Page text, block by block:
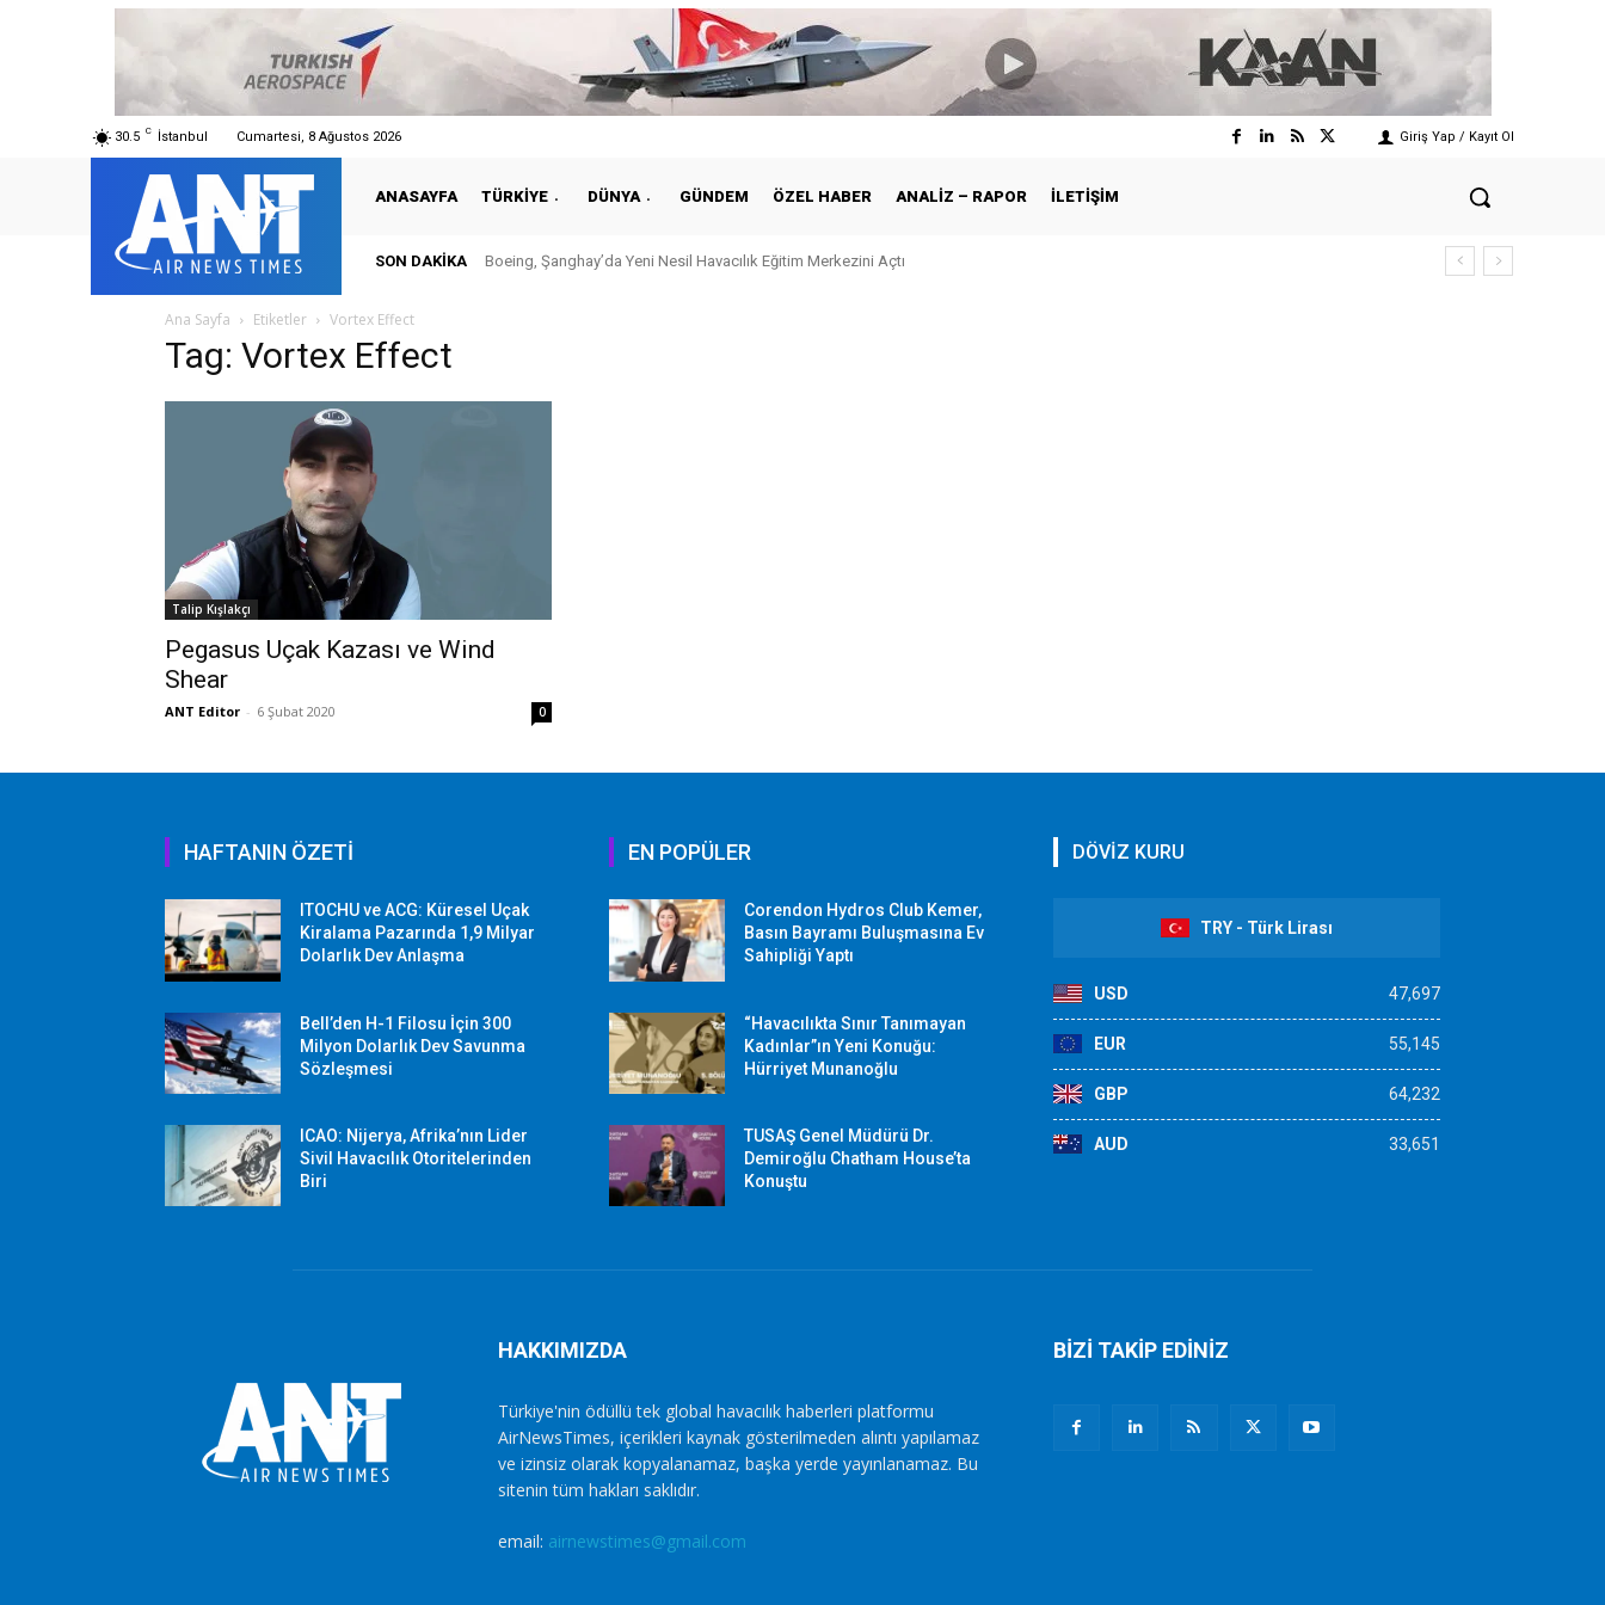
30.5 C İstanbul Cumartesi, 8 Ağustos 2026 Giriş Yap / Kayıt Ol
ANASAYFA TÜRKIYE DÜNYA GÜNDEM ÖZEL HABER ANALIZ – RAPOR İLETIŞIM
SON DAKIKA Boeing, Şanghay’da Yeni Nesil Havacılık Eğitim Merkezini Açtı
Ana Sayfa Etiketler Vortex Effect
Tag: Vortex Effect
Talip Kışlakçı
Pegasus Uçak Kazası ve Wind
Shear
ANT Editor - 6 Şubat 2020 0
HAFTANIN ÖZETİ
ITOCHU ve ACG: Küresel Uçak
Kiralama Pazarında 1,9 Milyar
Dolarlık Dev Anlaşma
Bell’den H-1 Filosu İçin 300
Milyon Dolarlık Dev Savunma
Sözleşmesi
ICAO: Nijerya, Afrika’nın Lider
Sivil Havacılık Otoritelerinden
Biri
EN POPÜLER
Corendon Hydros Club Kemer,
Basın Bayramı Buluşmasına Ev
Sahipliği Yaptı
“Havacılıkta Sınır Tanımayan
Kadınlar”ın Yeni Konuğu:
Hürriyet Munanoğlu
TUSAŞ Genel Müdürü Dr.
Demiroğlu Chatham House’ta
Konuştu
DÖVİZ KURU
TRY - Türk Lirası
USD 47,697
EUR 55,145
GBP 64,232
AUD 33,651
HAKKIMIZDA
Türkiye'nin ödüllü tek global havacılık haberleri platformu
AirNewsTimes, içerikleri kaynak gösterilmeden alıntı yapılamaz
ve izinsiz olarak kopyalanamaz, başka yerde yayınlanamaz. Bu
sitenin tüm hakları saklıdır.
email: airnewstimes@gmail.com
BİZİ TAKİP EDİNİZ